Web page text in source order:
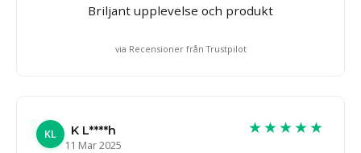
Briljant upplevelse och produkt
via Recensioner från Trustpilot
KL
K L****h
11 Mar 2025
★★★★★